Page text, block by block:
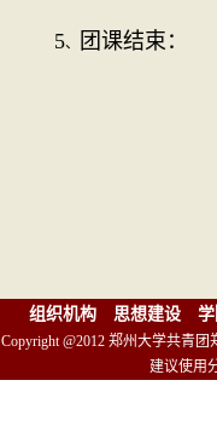
5、 团课结束：
组织机构 思想建设
Copyright @2012 郑州大学共青
建议使用